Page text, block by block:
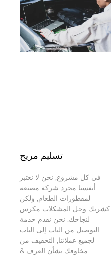
تسليم مريح
في كل مشروع, نحن لا نعتبر
أنفسنا مجرد شركة مصنعة
لمقطورات الطعام, ولكن
كشريك وحل المشكلات مكرس
لنجاحك. نحن نقدم خدمة
التوصيل من الباب إلى الباب
لجميع عملائنا, التخفيف من
مخاوفك بشأن العرف &